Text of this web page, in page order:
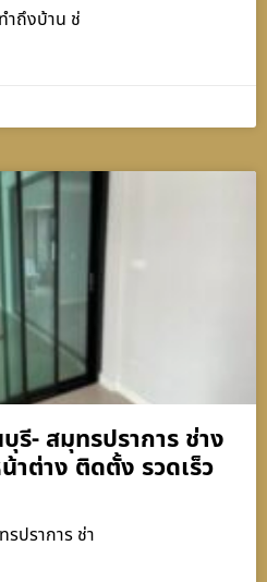
ำถึงบ้าน ช่
รี- สมุทรปราการ ช่าง
าต่าง ติดตั้ง รวดเร็ว
ปราการ ช่า